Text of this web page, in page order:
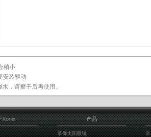
稍小
安装驱动
，请擦干后再使用。
Xonix 产品
录像太阳眼镜